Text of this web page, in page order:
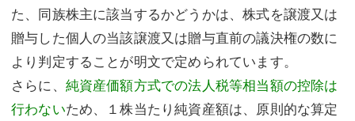
た、同族株主に該当するかどうかは、株式を譲渡又は
贈与した個人の当該譲渡又は贈与直前の議決権の数に
より判定することが明文で定められています。
さらに、 純資産価額方式での法人税等相当額の控除は
行わないため、１株当たり純資産額は、原則的な算定